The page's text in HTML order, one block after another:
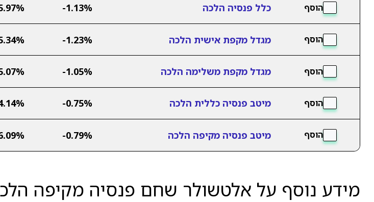
הוסף כלל פנסיה הלכה -1.13%
הוסף מגדל מקפת אישית הלכה -1.23%
הוסף מגדל מקפת משלימה הלכה -1.05%
הוסף מיטב פנסיה כללית הלכה -0.75%
הוסף מיטב פנסיה מקיפה הלכה -0.79%
מידע נוסף על אלטשולר שחם פנסיה מקיפה